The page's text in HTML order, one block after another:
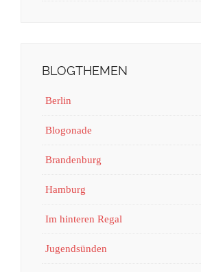
BLOGTHEMEN
Berlin
Blogonade
Brandenburg
Hamburg
Im hinteren Regal
Jugendsünden